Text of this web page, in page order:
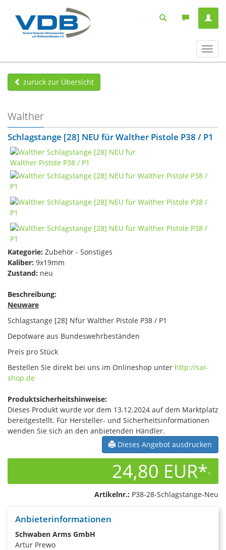
ein-/
zurück zur Übersicht
Walther
Schlagstange [28] NEU für Walther Pistole P38 / P1
Kategorie: Zubehör - Sonstiges
Kaliber: 9x19mm
Zustand: neu
Beschreibung:
Neuware
Schlagstange [28] Nfür Walther Pistole P38 / P1
Depotware aus Bundeswehrbeständen
Preis pro Stück
Bestellen Sie direkt bei uns im Onlineshop unter http://sar-
shop.de
Produktsicherheitshinweise:
Dieses Produkt wurde vor dem 13.12.2024 auf dem Marktplatz
bereitgestellt. Für Hersteller- und Sicherheitsinformationen
wenden Sie sich an den anbietenden Händler.
Dieses Angebot ausdrucken
24,80 EUR*1
Artikelnr.: P38-28-Schlagstange-Neu
Anbieterinformationen
Schwaben Arms GmbH
Artur Prewo